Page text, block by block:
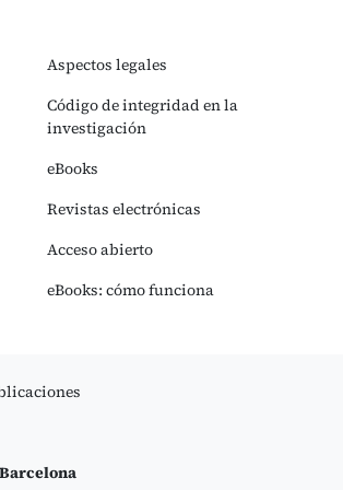
Aspectos legales
Código de integridad en la
investigación
eBooks
Revistas electrónicas
Acceso abierto
eBooks: cómo funciona